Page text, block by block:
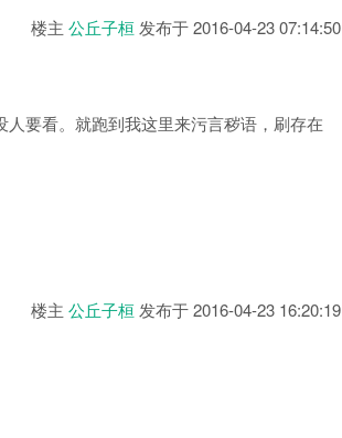
楼主 公丘子桓 发布于2016-04-23 07:14:50
人要看。就跑到我这里来污言秽语，刷存在
楼主 公丘子桓 发布于2016-04-23 16:20:19